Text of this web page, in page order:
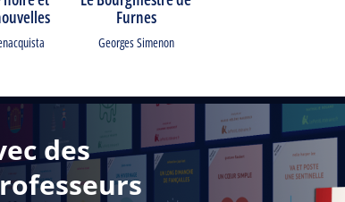
Furnes
Georges Simenon
des